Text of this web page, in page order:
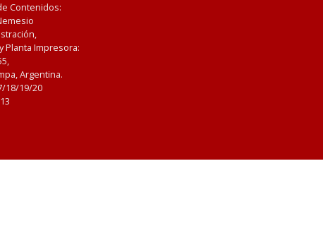
Contenidos:
Planta Impresora:
Argentina.
18/19/20